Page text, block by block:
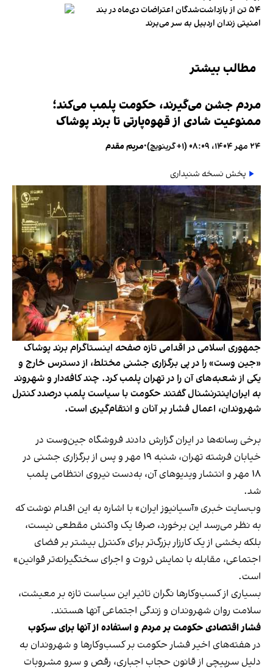
۵۴ تن از بازداشت‌شدگان اعتراضات دی‌ماه در بند
امنیتی زندان اردبیل به سر می‌برند
مطالب بیشتر
مردم جشن می‌گیرند، حکومت پلمب می‌کند؛
ممنوعیت شادی از قهوه‌پارتی تا برند پوشاک
۲۴ مهر ۱۴۰۴، ۰۸:۰۹ (‎+۱ گرینویچ) •مریم مقدم
پخش نسخه شنیداری
جمهوری اسلامی در اقدامی تازه صفحه اینستاگرام برند پوشاک
«جین وست» را در پی برگزاری جشنی مختلط، از دسترس خارج و
یکی از شعبه‌های آن را در تهران پلمب کرد. چند کافه‌‌دار و شهروند
به ایران‌اینترنشنال گفتند حکومت با سیاست پلمب درصدد کنترل
شهروندان، اعمال فشار بر آنان و انتقام‌گیری است.
برخی رسانه‌ها در ایران گزارش دادند فروشگاه جین‌وست در
خیابان فرشته تهران، شنبه ۱۹ مهر و پس از برگزاری جشنی در
۱۸ مهر و انتشار ویدیوهای آن، به‌دست نیروی انتظامی پلمب
شد.
وب‌سایت خبری «آسیانیوز ایران» با اشاره به این اقدام نوشت که
به نظر می‌رسد این برخورد، صرفا یک واکنش مقطعی نیست،
بلکه بخشی از یک کارزار بزرگ‌تر برای «کنترل بیشتر بر فضای
اجتماعی، مقابله با نمایش ثروت و اجرای سختگیرانه‌تر قوانین»
است.
بسیاری از کسب‌وکارها نگران تاثیر این سیاست‌ تازه بر معیشت،
سلامت روان شهروندان و زندگی اجتماعی آنها هستند.
فشار اقتصادی حکومت بر مردم و استفاده از آنها برای سرکوب
در هفته‌های اخیر فشار حکومت بر کسب‌وکارها و شهروندان به
دلیل سرپیچی از قانون حجاب اجباری، رقص و سرو مشروبات